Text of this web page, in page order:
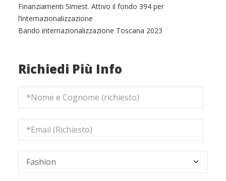
Finanziamenti Simest. Attivo il fondo 394 per
l’internazionalizzazione
Bando internazionalizzazione Toscana 2023
Richiedi Più Info